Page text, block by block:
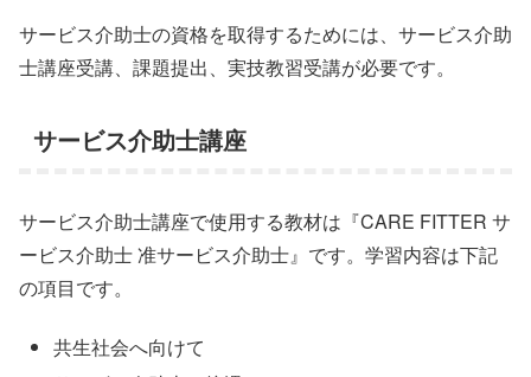
サービス介助士の資格を取得するためには、サービス介助
士講座受講、課題提出、実技教習受講が必要です。
サービス介助士講座
サービス介助士講座で使用する教材は『CARE FITTER サ
ービス介助士 准サービス介助士』です。学習内容は下記
の項目です。
共生社会へ向けて